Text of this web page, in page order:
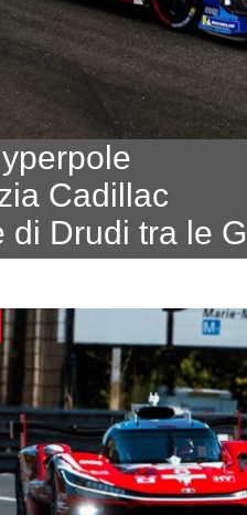
Cadillac
di Drudi tra le